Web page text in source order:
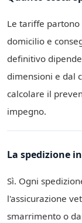
Le tariffe partono
domicilio e
definitivo
dimensioni e dal
calcolare il
impegno.
La spedizione
Sì. Ogni
l'assicurazione
smarrimento o